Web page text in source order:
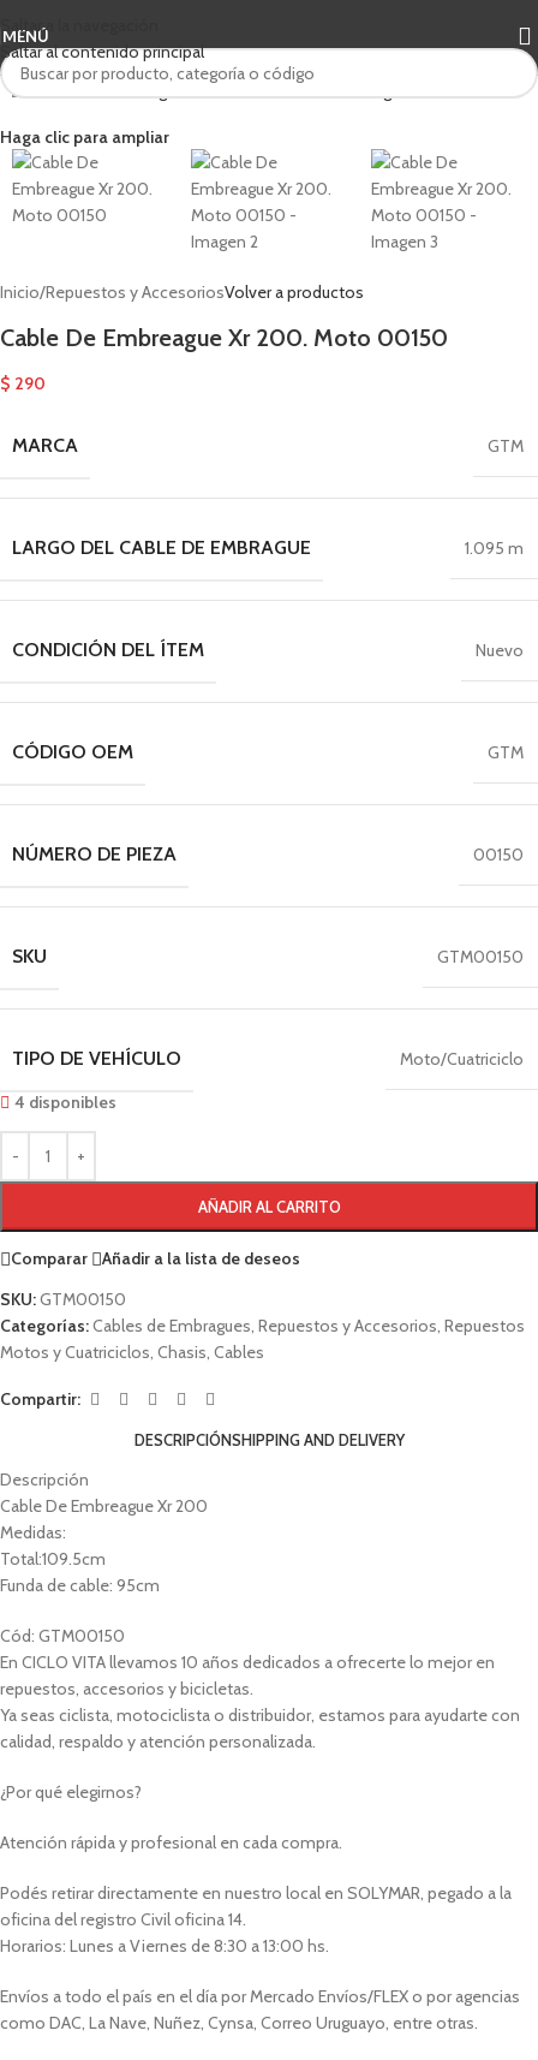
Saltar a la navegación
Saltar al contenido principal
MENÚ
Haga clic para ampliar
Inicio/Repuestos y AccesoriosVolver a productos
Cable De Embreague Xr 200. Moto 00150
$ 290
MARCA GTM
LARGO DEL CABLE DE EMBRAGUE 1.095 m
CONDICIÓN DEL ÍTEM Nuevo
CÓDIGO OEM GTM
NÚMERO DE PIEZA 00150
SKU GTM00150
TIPO DE VEHÍCULO
Moto/Cuatriciclo
4 disponibles
AÑADIR AL CARRITO
Comparar
Añadir a la lista de deseos
SKU:GTM00150
Categorías:Cables de Embragues Repuestos y Accesorios Repuestos
Motos y Cuatriciclos Chasis Cables
Compartir:
DESCRIPCIÓNSHIPPING AND DELIVERY
Descripción
Cable De Embreague Xr 200
Medidas:
Total:109.5cm
Funda de cable: 95cm
Cód: GTM00150
En CICLO VITA llevamos 10 años dedicados a ofrecerte lo mejor en
repuestos, accesorios y bicicletas.
Ya seas ciclista, motociclista o distribuidor, estamos para ayudarte con
calidad, respaldo y atención personalizada.
¿Por qué elegirnos?
Atención rápida y profesional en cada compra.
Podés retirar directamente en nuestro local en SOLYMAR, pegado a la
oficina del registro Civil oficina 14.
Horarios: Lunes a Viernes de 8:30 a 13:00 hs.
Envíos a todo el país en el día por Mercado Envíos/FLEX o por agencias
como DAC, La Nave, Nuñez, Cynsa, Correo Uruguayo, entre otras.